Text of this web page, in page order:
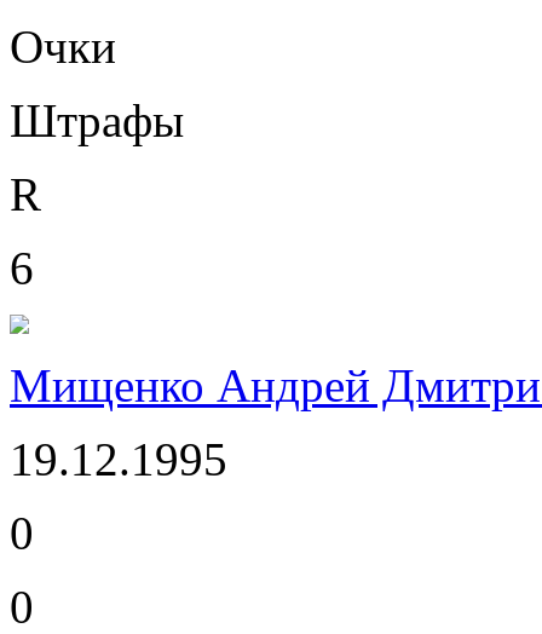
Очки
Штрафы
R
6
Мищенко Андрей
19.12.1995
0
0